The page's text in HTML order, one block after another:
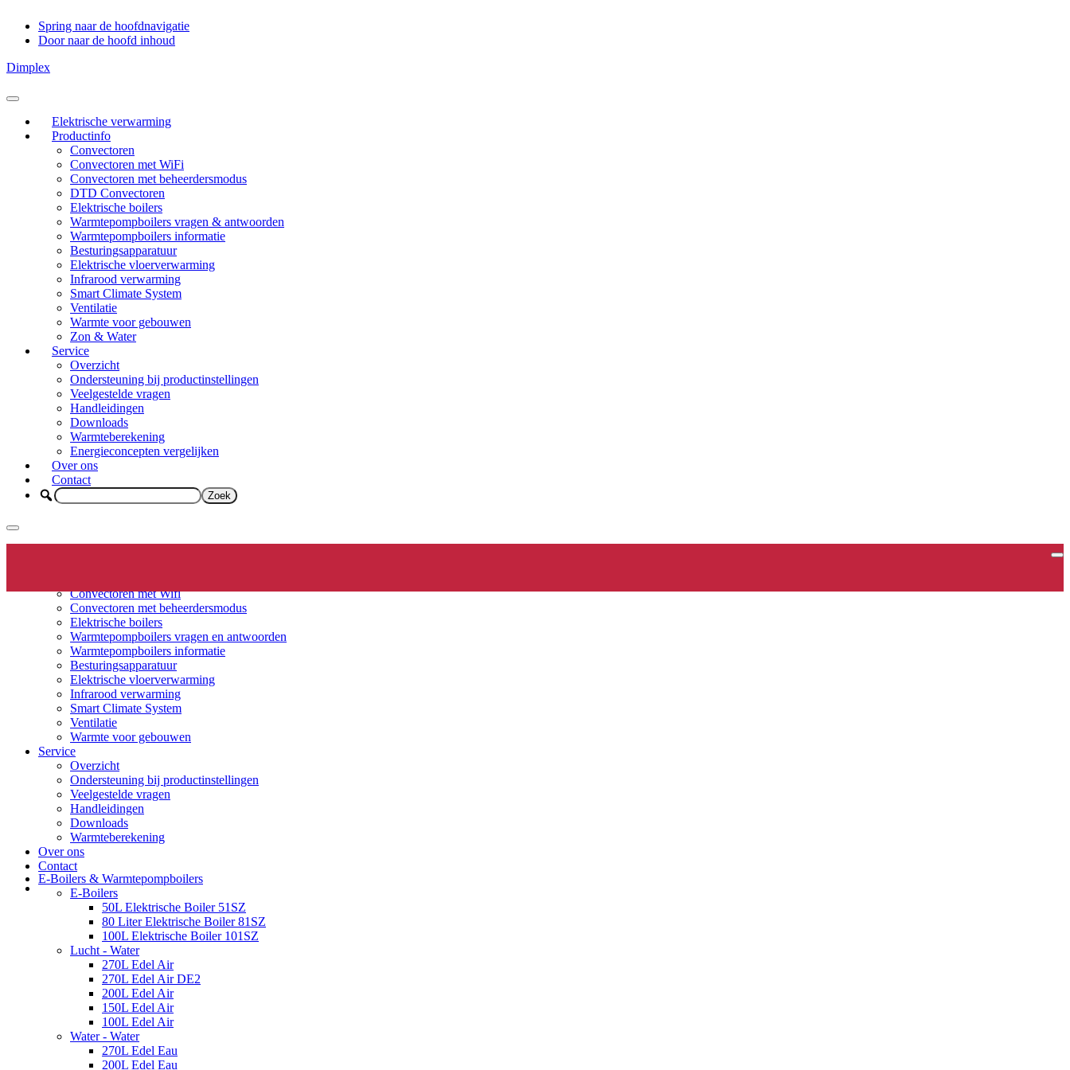
Spring naar de hoofdnavigatie
Door naar de hoofd inhoud
Dimplex
Header
RechtsElektrische verwarming
Productinfo
Convectoren
Convectoren met WiFi
Convectoren met beheerdersmodus
DTD Convectoren
Elektrische boilers
Warmtepompboilers vragen & antwoorden
Warmtepompboilers informatie
Besturingsapparatuur
Elektrische vloerverwarming
Infrarood verwarming
Smart Climate System
Ventilatie
Warmte voor gebouwen
Zon & Water
Service
Overzicht
Ondersteuning bij productinstellingen
Veelgestelde vragen
Handleidingen
Downloads
Warmteberekening
Energieconcepten vergelijken
Over ons
Contact
Convectoren met Wifi
Convectoren met beheerdersmodus
Elektrische boilers
Warmtepompboilers vragen en antwoorden
Warmtepompboilers informatie
Besturingsapparatuur
Elektrische vloerverwarming
Infrarood verwarming
Smart Climate System
Ventilatie
Warmte voor gebouwen
Service
Overzicht
Ondersteuning bij productinstellingen
Veelgestelde vragen
Handleidingen
Downloads
Warmteberekening
Over ons
Contact
E-Boilers & Warmtepompboilers
E-Boilers
50L Elektrische Boiler 51SZ
80 Liter Elektrische Boiler 81SZ
100L Elektrische Boiler 101SZ
Lucht - Water
270L Edel Air
270L Edel Air DE2
200L Edel Air
150L Edel Air
100L Edel Air
Water - Water
270L Edel Eau
200L Edel Eau